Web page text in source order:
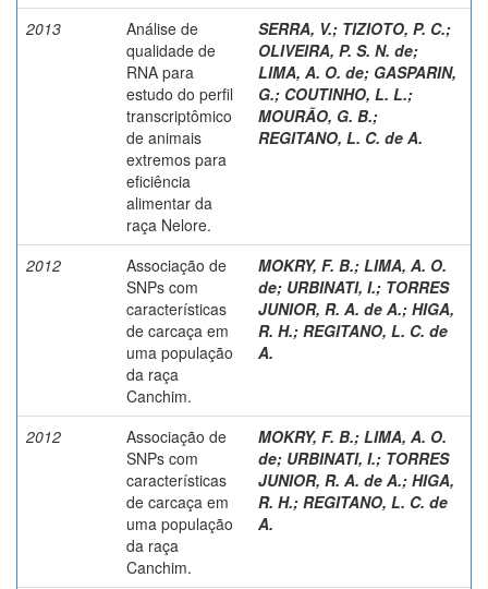
2013
Análise de
qualidade de
RNA para
estudo do perfil
transcriptômico
de animais
extremos para
eficiência
alimentar da
raça Nelore.
SERRA, V.; TIZIOTO, P. C.;
OLIVEIRA, P. S. N. de;
LIMA, A. O. de; GASPARIN,
G.; COUTINHO, L. L.;
MOURÃO, G. B.;
REGITANO, L. C. de A.
2012
Associação de
SNPs com
características
de carcaça em
uma população
da raça
Canchim.
MOKRY, F. B.; LIMA, A. O.
de; URBINATI, I.; TORRES
JUNIOR, R. A. de A.; HIGA,
R. H.; REGITANO, L. C. de
A.
2012
Associação de
SNPs com
características
de carcaça em
uma população
da raça
Canchim.
MOKRY, F. B.; LIMA, A. O.
de; URBINATI, I.; TORRES
JUNIOR, R. A. de A.; HIGA,
R. H.; REGITANO, L. C. de
A.